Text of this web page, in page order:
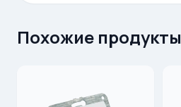
Похожие продукты